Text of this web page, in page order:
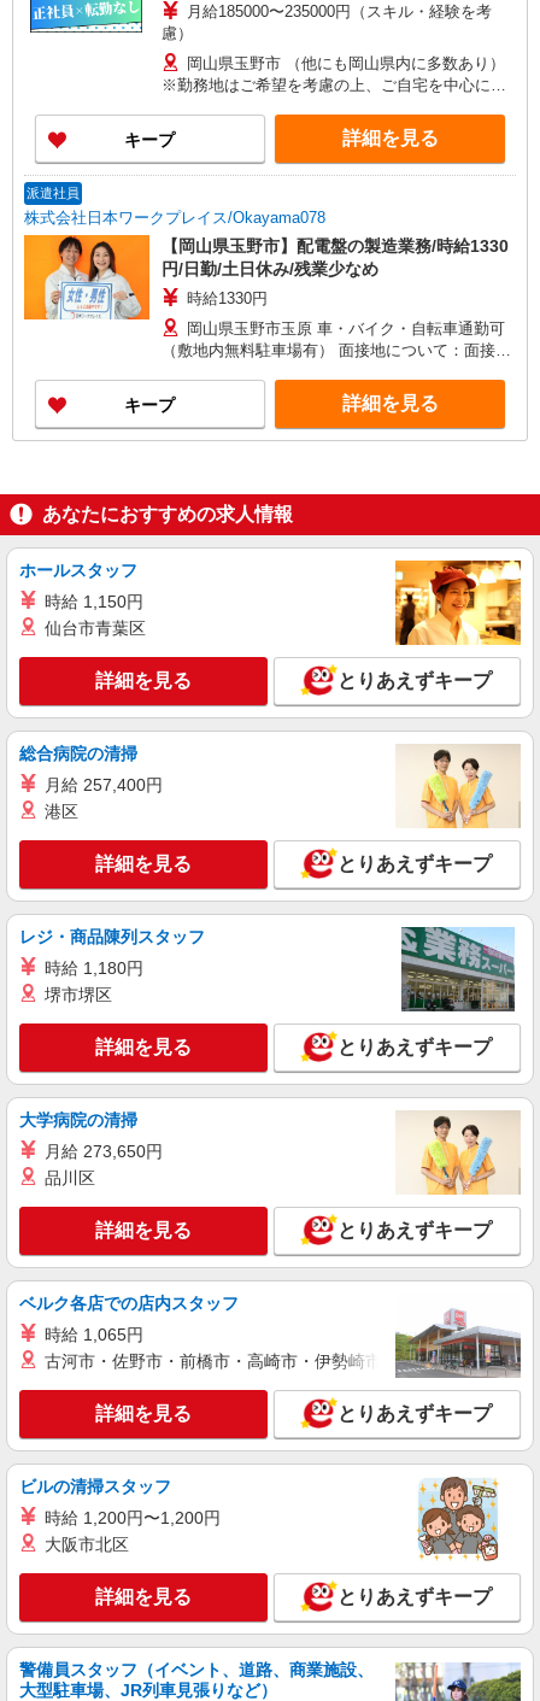
月給185000〜235000円（スキル・経験を考
慮）
岡山県玉野市 （他にも岡山県内に多数あり）
※勤務地はご希望を考慮の上、ご自宅を中心に通
し）
キープ 詳細を見る
派遣社員
株式会社日本ワークプレイス/Okayama078
【岡山県玉野市】配電盤の製造業務/時給1330
円/日勤/土日休み/残業少なめ
時給1330円
岡山県玉野市玉原 車・バイク・自転車通勤可
（敷地内無料駐車場有） 面接地について：面接は
ます。 お気軽にご相談・お問い合わせ下さい。 岡
山事務所開設に向けて準備中です。
キープ 詳細を見る
あなたにおすすめの求人情報
ホールスタッフ
時給 1,150円
仙台市青葉区
詳細を見る とりあえずキープ
総合病院の清掃
月給 257,400円
港区
詳細を見る とりあえずキープ
レジ・商品陳列スタッフ
時給 1,180円
堺市堺区
詳細を見る とりあえずキープ
大学病院の清掃
月給 273,650円
品川区
詳細を見る とりあえずキープ
ベルク各店での店内スタッフ
時給 1,065円
古河市・佐野市・前橋市・高崎市・伊勢崎市・太田市・館林市
詳細を見る とりあえずキープ
ビルの清掃スタッフ
時給 1,200円〜1,200円
大阪市北区
詳細を見る とりあえずキープ
警備員スタッフ（イベント、道路、商業施設、
大型駐車場、JR列車見張りなど）